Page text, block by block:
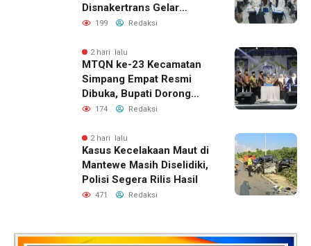
Disnakertrans Gelar
Pelatihan Desain Grafis
199 Redaksi
2 hari lalu
MTQN ke-23 Kecamatan
Simpang Empat Resmi
Dibuka, Bupati Dorong
Lahirnya Generasi Qur’ani
174 Redaksi
2 hari lalu
Kasus Kecelakaan Maut di
Mantewe Masih Diselidiki,
Polisi Segera Rilis Hasil
471 Redaksi